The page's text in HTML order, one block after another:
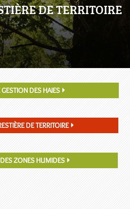
DE TERRITOIRE
DES HAIES
DE TERRITOIRE
DES ZONES HUMIDES